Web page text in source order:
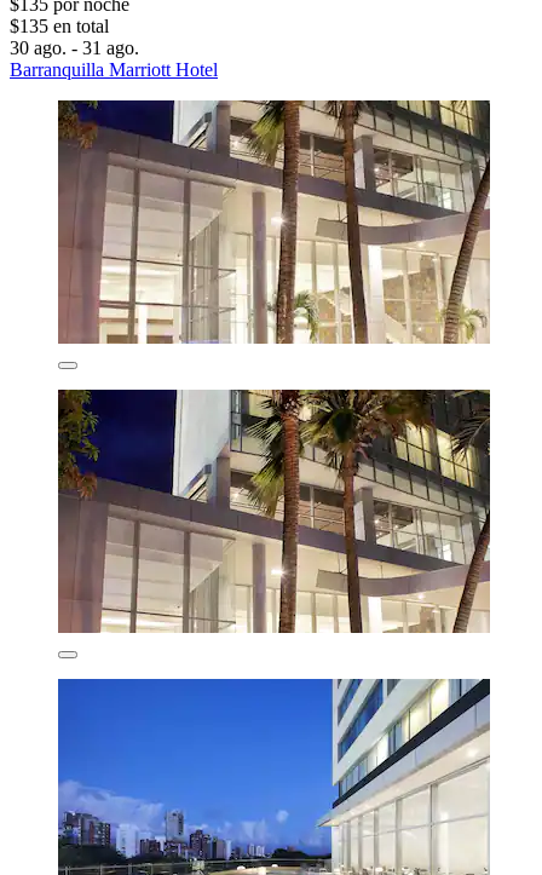
$135 por noche
$135 en total
30 ago. - 31 ago.
Barranquilla Marriott Hotel